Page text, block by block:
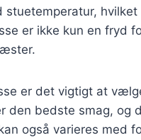
er ikke kun en fryd
er det vigtigt at
den bedste smag, og
også varieres med